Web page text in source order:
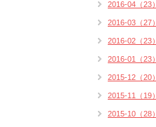
2016-04（23）
2016-03（27）
2016-02（23）
2016-01（23）
2015-12（20）
2015-11（19）
2015-10（28）